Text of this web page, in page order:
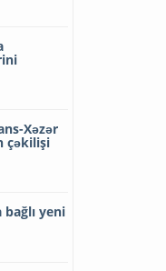
Xəzər
çəkilişi
yeni